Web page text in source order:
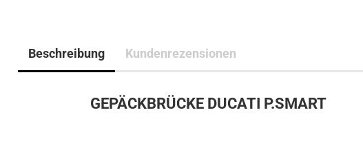
Beschreibung Kundenrezensionen
GEPÄCKBRÜCKE DUCATI P.SMART